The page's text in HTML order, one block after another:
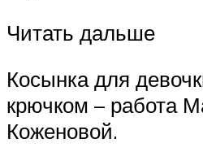
Читать дальше
Косынка для
крючком – работа
Коженовой.